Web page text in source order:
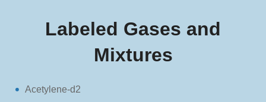
Labeled Gases and
Mixtures
Acetylene-d2